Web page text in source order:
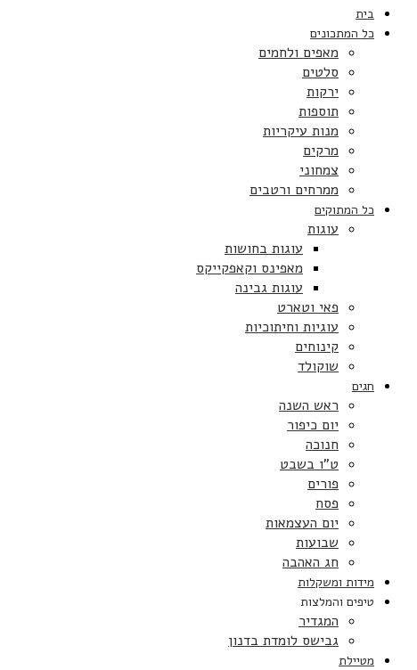
בית
כל המתכונים
מאפים ולחמים
סלטים
ירקות
תוספות
מנות עיקריות
מרקים
צמחוני
ממרחים ורטבים
כל המתוקים
עוגות
עוגות בחושות
מאפינס וקאפקייקס
עוגות גבינה
פאי וטארט
עוגיות וחיתוכיות
קינוחים
שוקולד
חגים
ראש השנה
יום כיפור
חנוכה
ט”ו בשבט
פורים
פסח
יום העצמאות
שבועות
חג האהבה
מידות ומשקלות
טיפים והמלצות
המגדיר
גבישס לומדת בדנון
מטיילת